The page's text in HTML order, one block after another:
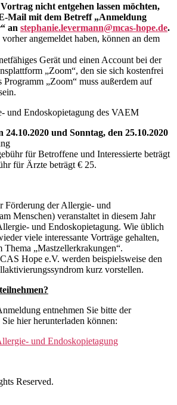
nicht entgehen lassen möchten,
Mail mit dem Betreff „Anmeldung
an stephanie.levermann@mcas-hope.de.
angemeldet haben, können an dem
Gerät und einen Account bei der
„Zoom“, den sie sich kostenfrei
„Zoom“ muss außerdem auf
und Endoskopietagung des VAEM
24.10.2020 und Sonntag, den 25.10.2020
für Betroffene und Interessierte beträgt
für Ärzte beträgt € 25.
der Allergie- und
Menschen) veranstaltet in diesem Jahr
und Endoskopietagung. Wie üblich
viele interessante Vorträge gehalten,
Thema „Mastzellerkrakungen“.
Hope e.V. werden beispielsweise den
kurz vorstellen.
entnehmen Sie bitte der
hier herunterladen können:
und Endoskopietagung
Reserved.